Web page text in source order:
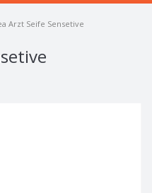
Arzt Seife Sensetive